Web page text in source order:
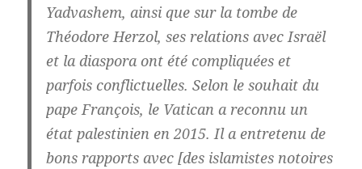
Yadvashem, ainsi que sur la tombe de
Théodore Herzol, ses relations avec Israël
et la diaspora ont été compliquées et
parfois conflictuelles. Selon le souhait du
pape François, le Vatican a reconnu un
état palestinien en 2015. Il a entretenu de
bons rapports avec [des islamistes notoires